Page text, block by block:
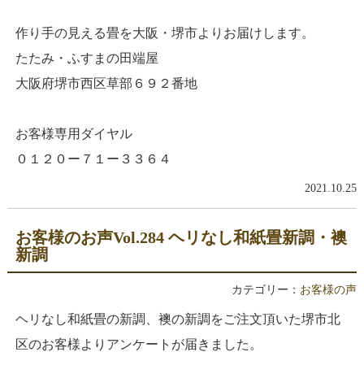
作り手の見える畳を大阪・堺市よりお届けします。
たたみ・ふすまの田端屋
大阪府堺市西区草部６９２番地
お客様専用ダイヤル
０１２０ー７１ー３３６４
2021.10.25
お客様のお声Vol.284 ヘリなし和紙畳新調・襖
新調
カテゴリー： お客様の声
ヘリなし和紙畳の新調、襖の新調をご注文頂いた堺市北
区のお客様よりアンケートが届きました。